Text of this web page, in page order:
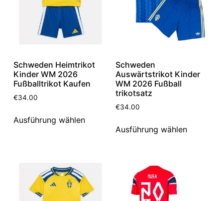
Schweden Heimtrikot
Kinder WM 2026
Fußballtrikot Kaufen
€34.00
Ausführung wählen
Schweden
Auswärtstrikot Kinder
WM 2026 Fußball
trikotsatz
€34.00
Ausführung wählen